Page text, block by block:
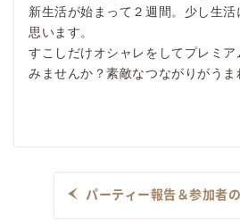
新生活が始まって２週間。少し生活
思います。
すこしだけオシャレをしてプレミ
みませんか？素敵なつながりがうま
パーティー報告＆参加者